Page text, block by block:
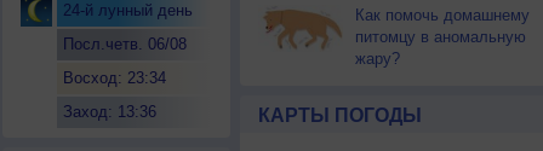
24-й лунный день
Посл.четв. 06/08
Восход: 23:34
Заход: 13:36
Как помочь домашнему
питомцу в аномальную
жару?
КАРТЫ ПОГОДЫ